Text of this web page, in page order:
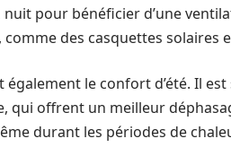
pour bénéficier d’une
des casquettes solaires
le confort d’été. Il
qui offrent un meilleur
durant les périodes de